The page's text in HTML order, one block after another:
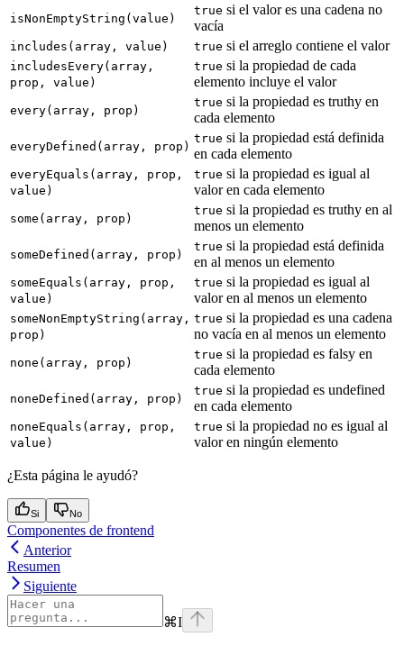
isNonEmptyString(value)
true si el valor es una cadena no
vacía
includes(array, value) true si el arreglo contiene el valor
includesEvery(array,
prop, value)
true si la propiedad de cada
elemento incluye el valor
every(array, prop)
true si la propiedad es truthy en
cada elemento
everyDefined(array, prop)
true si la propiedad está definida
en cada elemento
everyEquals(array, prop,
value)
true si la propiedad es igual al
valor en cada elemento
some(array, prop)
true si la propiedad es truthy en al
menos un elemento
someDefined(array, prop)
true si la propiedad está definida
en al menos un elemento
someEquals(array, prop,
value)
true si la propiedad es igual al
valor en al menos un elemento
someNonEmptyString(array,
prop)
true si la propiedad es una cadena
no vacía en al menos un elemento
none(array, prop)
true si la propiedad es falsy en
cada elemento
noneDefined(array, prop)
true si la propiedad es undefined
en cada elemento
noneEquals(array, prop,
value)
true si la propiedad no es igual al
valor en ningún elemento
¿Esta página le ayudó?
Si No
Componentes de frontend
Anterior
Resumen
Siguiente
⌘I